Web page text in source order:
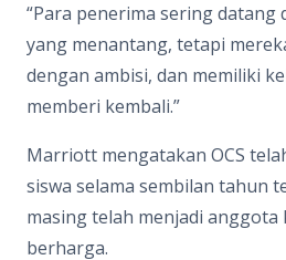
“Para penerima sering datang
yang menantang, tetapi
dengan ambisi, dan memiliki
memberi kembali.”
Marriott mengatakan OCS
siswa selama sembilan tahun
masing telah menjadi anggota
berharga.